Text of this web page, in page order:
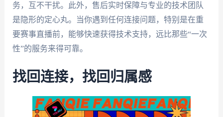
务，互不干扰。此外，售后实时保障与专业的技术团队
是隐形的定心丸。当你遇到任何连接问题，特别是在重
要赛事直播前，能够快速获得技术支持，远比那些“一次
性”的服务来得可靠。
找回连接，找回归属感